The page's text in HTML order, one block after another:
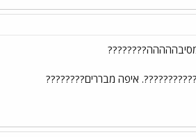
המסיבההההה????????
איפה מבררים????????